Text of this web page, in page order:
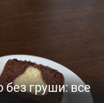
без груши: все